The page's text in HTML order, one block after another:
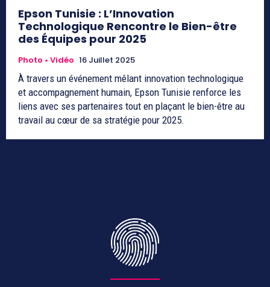
Epson Tunisie : L’Innovation
Technologique Rencontre le Bien-être
des Équipes pour 2025
Photo • Vidéo 16 Juillet 2025
À travers un événement mêlant innovation technologique
et accompagnement humain, Epson Tunisie renforce les
liens avec ses partenaires tout en plaçant le bien-être au
travail au cœur de sa stratégie pour 2025.